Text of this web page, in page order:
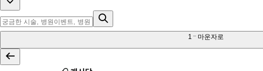
1 마운자로